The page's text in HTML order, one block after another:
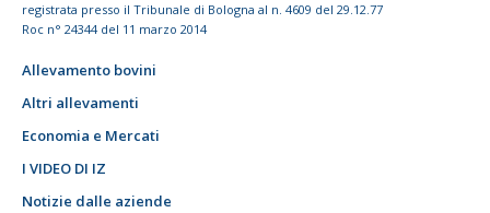
registrata presso il Tribunale di Bologna al n. 4609 del 29.12.77
Roc n° 24344 del 11 marzo 2014
Allevamento bovini
Altri allevamenti
Economia e Mercati
I VIDEO DI IZ
Notizie dalle aziende